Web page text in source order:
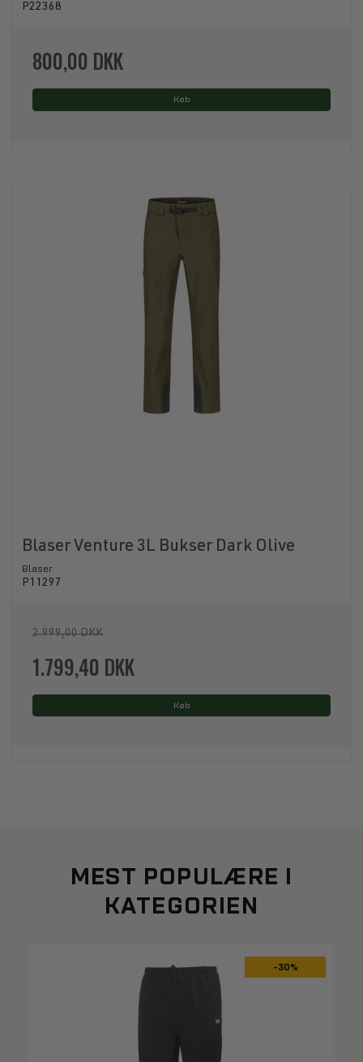
P22368
800,00 DKK
Køb
Blaser Venture 3L Bukser Dark Olive
Blaser
P11297
2.999,00 DKK
1.799,40 DKK
Køb
MEST POPULÆRE I
KATEGORIEN
-30%